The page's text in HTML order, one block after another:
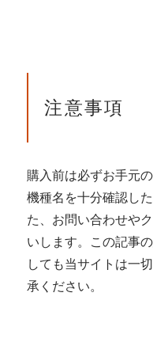
注意事項
購入前は必ずお手元
機種名を十分確認し
た、お問い合わせや
いします。この記事
しても当サイトは一
承ください。